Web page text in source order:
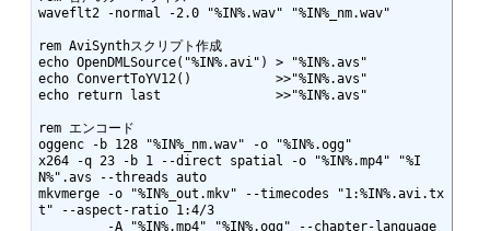
waveflt2 -normal -2.0 "%IN%.wav" "%IN%_nm.wav"
rem AviSynthスクリプト作成
echo OpenDMLSource("%IN%.avi") > "%IN%.avs"
echo ConvertToYV12()           >>"%IN%.avs"
echo return last               >>"%IN%.avs"
rem エンコード
oggenc -b 128 "%IN%_nm.wav" -o "%IN%.ogg"
x264 -q 23 -b 1 --direct spatial -o "%IN%.mp4" "%I
N%".avs --threads auto
mkvmerge -o "%IN%_out.mkv" --timecodes "1:%IN%.avi.tx
t" --aspect-ratio 1:4/3